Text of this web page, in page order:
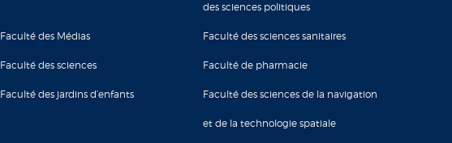
des sciences politiques
Faculté des Médias Faculté des sciences sanitaires
Faculté des sciences Faculté de pharmacie
Faculté des jardins d’enfants Faculté des sciences de la navigation
et de la technologie spatiale